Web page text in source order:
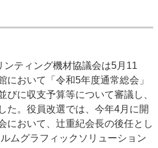
ビジネス イベント 信用情報
業界
・訃報
ティング機材協議会は5月11
において「令和5年度通常総会」
びに収支予算等について審議し、
た。役員改選では、今年4月に開
において、辻重紀会長の後任とし
ムグラフィックソリューション